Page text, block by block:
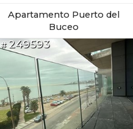
Apartamento Puerto del
Buceo
#249593